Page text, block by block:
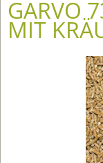
GARVO
MIT